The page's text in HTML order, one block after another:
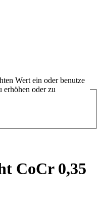
Wert ein oder benutze
erhöhen oder zu
CoCr 0,35